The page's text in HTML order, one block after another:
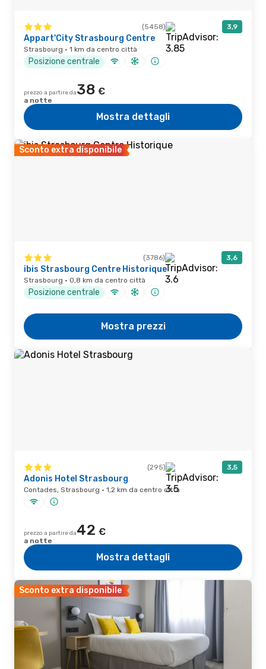
(5458) 3,9
Appart'City Strasbourg Centre
Strasbourg · 1 km da centro città
Posizione centrale
prezzo a partire da38 €
a notte
Mostra dettagli
Sconto extra disponibile
(3786) 3,6
ibis Strasbourg Centre Historique
Strasbourg · 0,8 km da centro città
Posizione centrale
Mostra prezzi
(295) 3,5
Adonis Hotel Strasbourg
Contades, Strasbourg · 1,2 km da centro città
prezzo a partire da42 €
a notte
Mostra dettagli
Sconto extra disponibile